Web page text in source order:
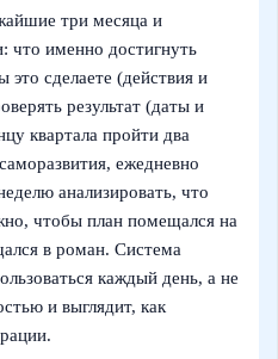
три месяца и
что именно достигнуть
это сделаете (действия и
результат (даты и
квартала пройти два
ежедневно
анализировать, что
чтобы план помещался на
в роман. Система
каждый день, а не
и выглядит, как